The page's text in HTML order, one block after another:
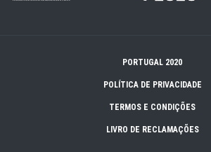
PORTUGAL 2020
POLÍTICA DE PRIVACIDADE
TERMOS E CONDIÇÕES
LIVRO DE RECLAMAÇÕES